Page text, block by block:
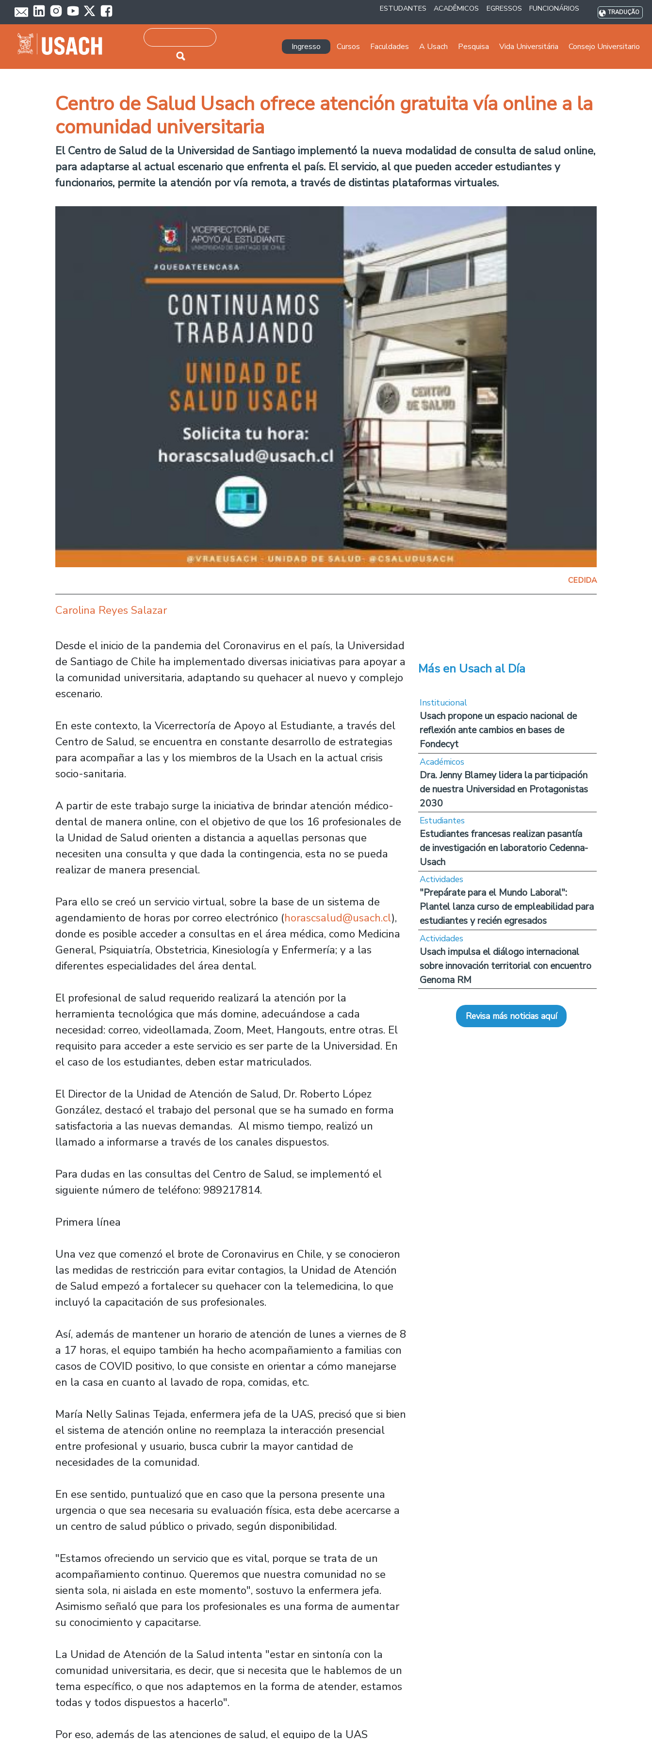
Passar para o conteúdo principal ESTUDANTES ACADÊMICOS EGRESSOS FUNCIONÁRIOS TRADUÇÃO
Pesquisar
Navegación principal
Ingresso Cursos Faculdades A Usach Pesquisa Vida Universitária Consejo Universitario
Centro de Salud Usach ofrece atención gratuita vía online a la
comunidad universitaria
El Centro de Salud de la Universidad de Santiago implementó la nueva modalidad de consulta de salud online,
para adaptarse al actual escenario que enfrenta el país. El servicio, al que pueden acceder estudiantes y
funcionarios, permite la atención por vía remota, a través de distintas plataformas virtuales.
CEDIDA
Carolina Reyes Salazar
Desde el inicio de la pandemia del Coronavirus en el país, la Universidad
de Santiago de Chile ha implementado diversas iniciativas para apoyar a
la comunidad universitaria, adaptando su quehacer al nuevo y complejo
escenario.
En este contexto, la Vicerrectoría de Apoyo al Estudiante, a través del
Centro de Salud, se encuentra en constante desarrollo de estrategias
para acompañar a las y los miembros de la Usach en la actual crisis
socio-sanitaria.
A partir de este trabajo surge la iniciativa de brindar atención médico-
dental de manera online, con el objetivo de que los 16 profesionales de
la Unidad de Salud orienten a distancia a aquellas personas que
necesiten una consulta y que dada la contingencia, esta no se pueda
realizar de manera presencial.
Para ello se creó un servicio virtual, sobre la base de un sistema de
agendamiento de horas por correo electrónico (horascsalud@usach.cl),
donde es posible acceder a consultas en el área médica, como Medicina
General, Psiquiatría, Obstetricia, Kinesiología y Enfermería; y a las
diferentes especialidades del área dental.
El profesional de salud requerido realizará la atención por la
herramienta tecnológica que más domine, adecuándose a cada
necesidad: correo, videollamada, Zoom, Meet, Hangouts, entre otras. El
requisito para acceder a este servicio es ser parte de la Universidad. En
el caso de los estudiantes, deben estar matriculados.
El Director de la Unidad de Atención de Salud, Dr. Roberto López
González, destacó el trabajo del personal que se ha sumado en forma
satisfactoria a las nuevas demandas. Al mismo tiempo, realizó un
llamado a informarse a través de los canales dispuestos.
Para dudas en las consultas del Centro de Salud, se implementó el
siguiente número de teléfono: 989217814.
Primera línea
Una vez que comenzó el brote de Coronavirus en Chile, y se conocieron
las medidas de restricción para evitar contagios, la Unidad de Atención
de Salud empezó a fortalecer su quehacer con la telemedicina, lo que
incluyó la capacitación de sus profesionales.
Así, además de mantener un horario de atención de lunes a viernes de 8
a 17 horas, el equipo también ha hecho acompañamiento a familias con
casos de COVID positivo, lo que consiste en orientar a cómo manejarse
en la casa en cuanto al lavado de ropa, comidas, etc.
María Nelly Salinas Tejada, enfermera jefa de la UAS, precisó que si bien
el sistema de atención online no reemplaza la interacción presencial
entre profesional y usuario, busca cubrir la mayor cantidad de
necesidades de la comunidad.
En ese sentido, puntualizó que en caso que la persona presente una
urgencia o que sea necesaria su evaluación física, esta debe acercarse a
un centro de salud público o privado, según disponibilidad.
"Estamos ofreciendo un servicio que es vital, porque se trata de un
acompañamiento continuo. Queremos que nuestra comunidad no se
sienta sola, ni aislada en este momento", sostuvo la enfermera jefa.
Asimismo señaló que para los profesionales es una forma de aumentar
su conocimiento y capacitarse.
La Unidad de Atención de la Salud intenta "estar en sintonía con la
comunidad universitaria, es decir, que si necesita que le hablemos de un
tema específico, o que nos adaptemos en la forma de atender, estamos
todas y todos dispuestos a hacerlo".
Por eso, además de las atenciones de salud, el equipo de la UAS
Más en Usach al Día
Institucional
Usach propone un espacio nacional de
reflexión ante cambios en bases de
Fondecyt
Académicos
Dra. Jenny Blamey lidera la participación
de nuestra Universidad en Protagonistas
2030
Estudiantes
Estudiantes francesas realizan pasantía
de investigación en laboratorio Cedenna-
Usach
Actividades
"Prepárate para el Mundo Laboral":
Plantel lanza curso de empleabilidad para
estudiantes y recién egresados
Actividades
Usach impulsa el diálogo internacional
sobre innovación territorial con encuentro
Genoma RM
Revisa más noticias aquí